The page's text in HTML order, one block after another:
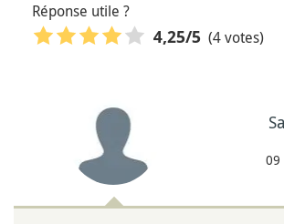
Réponse utile ?
4,25/5 (4 votes)
09